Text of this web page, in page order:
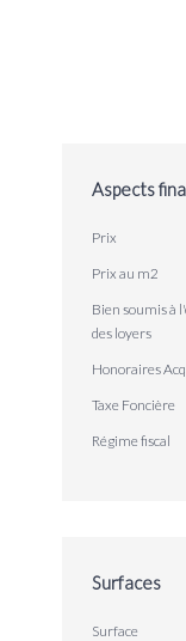
Aspects
Prix
Prix au m2
Bien soumis à
des loyers
Honoraires
Taxe Foncière
Régime fiscal
Surfaces
Surface